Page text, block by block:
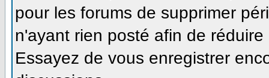
pour les forums de supprimer
n'ayant rien posté afin de
Essayez de vous enregistrer